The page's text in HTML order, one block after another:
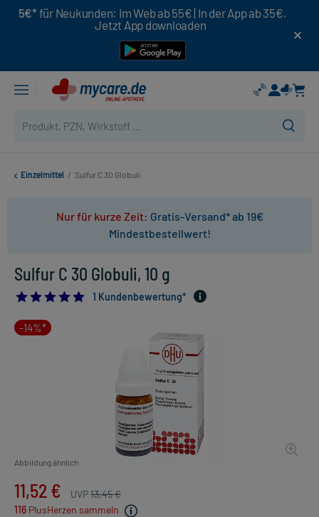
5€* für Neukunden: Im Web ab 55€ | In der App ab 35€.
Jetzt App downloaden
Einzelmittel / Sulfur C 30 Globuli
Nur für kurze Zeit: Gratis-Versand* ab 19€
Mindestbestellwert!
Sulfur C 30 Globuli, 10 g
5.01 Kundenbewertung*
-14%*
Abbildung ähnlich
11,52 € UVP13,45 €
116 PlusHerzen sammeln